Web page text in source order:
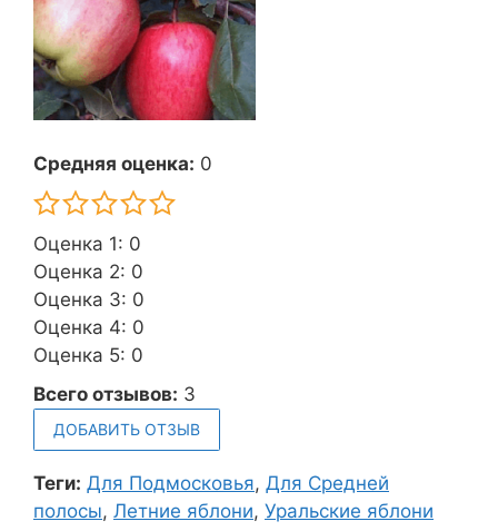
Средняя оценка: 0
Оценка 1: 0
Оценка 2: 0
Оценка 3: 0
Оценка 4: 0
Оценка 5: 0
Всего отзывов: 3
ДОБАВИТЬ ОТЗЫВ
Теги: Для Подмосковья, Для Средней
полосы, Летние яблони, Уральские яблони